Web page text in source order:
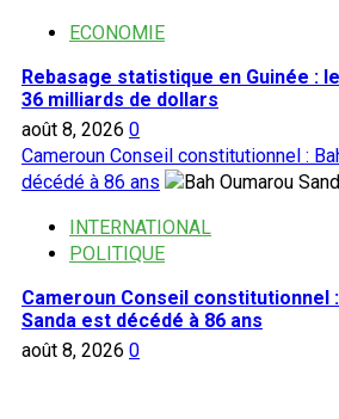
ECONOMIE
Rebasage statistique en Guinée :
36 milliards de dollars
août 8, 2026 0
Cameroun Conseil constitutionnel :
décédé à 86 ans
INTERNATIONAL
POLITIQUE
Cameroun Conseil constitutionnel
Sanda est décédé à 86 ans
août 8, 2026 0